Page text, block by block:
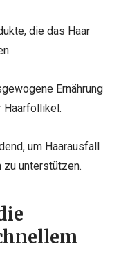
die das Haar
Ernährung
Haarfollikel.
um Haarausfall
zu unterstützen.